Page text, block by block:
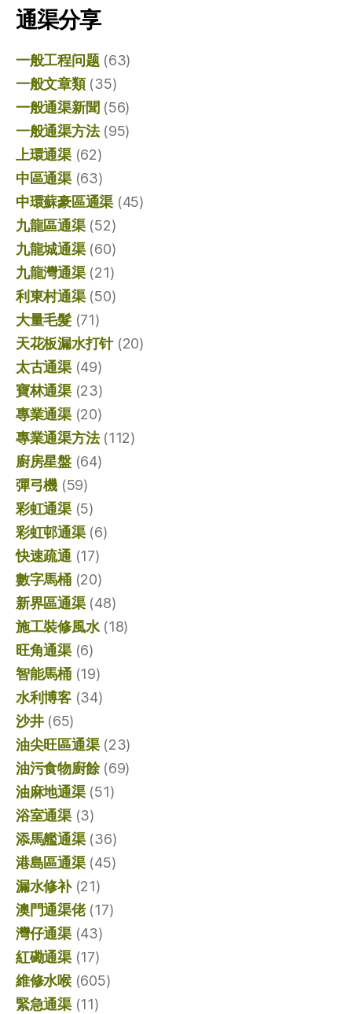
通渠分享
一般工程问题(63)
一般文章類(35)
一般通渠新聞 (56)
一般通渠方法(95)
上環通渠(62)
中區通渠(63)
中環蘇豪區通渠 (45)
九龍區通渠(52)
九龍城通渠(60)
九龍灣通渠(21)
利東村通渠(50)
大量毛髮(71)
天花板漏水打针(20)
太古通渠(49)
寶林通渠(23)
專業通渠(20)
專業通渠方法(112)
廚房星盤(64)
彈弓機 (59)
彩虹通渠(5)
彩虹邨通渠(6)
快速疏通(17)
數字馬桶(20)
新界區通渠(48)
施工裝修風水(18)
旺角通渠(6)
智能馬桶(19)
水利博客(34)
沙井(65)
油尖旺區通渠(23)
油污食物廚餘(69)
油麻地通渠(51)
浴室通渠(3)
添馬艦通渠(36)
港島區通渠(45)
漏水修补(21)
澳門通渠佬(17)
灣仔通渠(43)
紅磡通渠(17)
維修水喉(605)
緊急通渠(11)